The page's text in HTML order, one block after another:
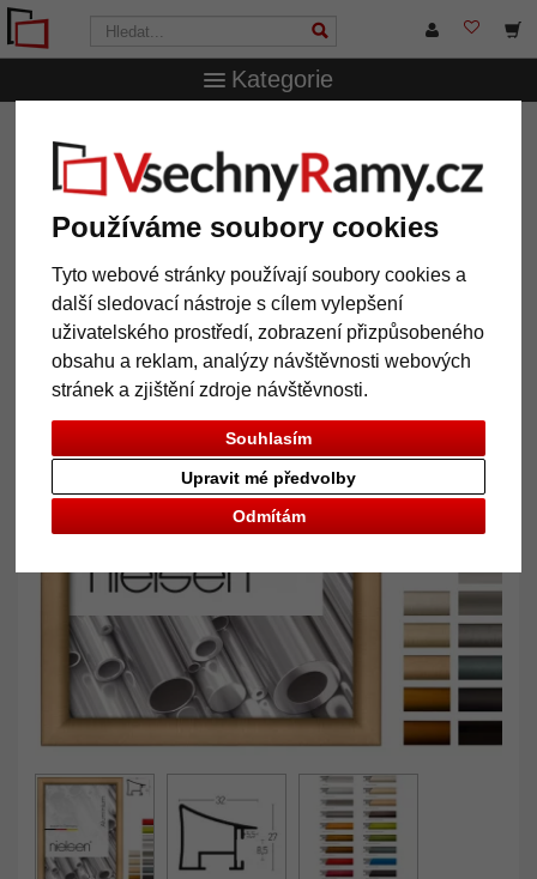
Používáme soubory cookies
Tyto webové stránky používají soubory cookies a
další sledovací nástroje s cílem vylepšení
uživatelského prostředí, zobrazení přizpůsobeného
obsahu a reklam, analýzy návštěvnosti webových
stránek a zjištění zdroje návštěvnosti.
Souhlasím
Odmítám
Upravit mé předvolby
Kategorie
Hliníkový rám s profilem 225 na míru
Hliníkový rám s profilem 225 na
míru
Zpět